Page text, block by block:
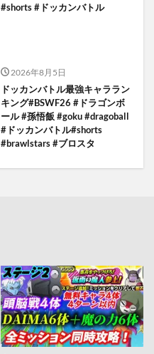
#shorts #ドッカンバトル
2026年8月5日
ドッカンバトル最強キャララン
キング#BSWF26 #ドラゴンボ
ール #孫悟飯 #goku #dragoball
#ドッカンバトル#shorts
#brawlstars #ブロスタ